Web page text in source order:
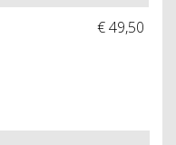
€ 49,50